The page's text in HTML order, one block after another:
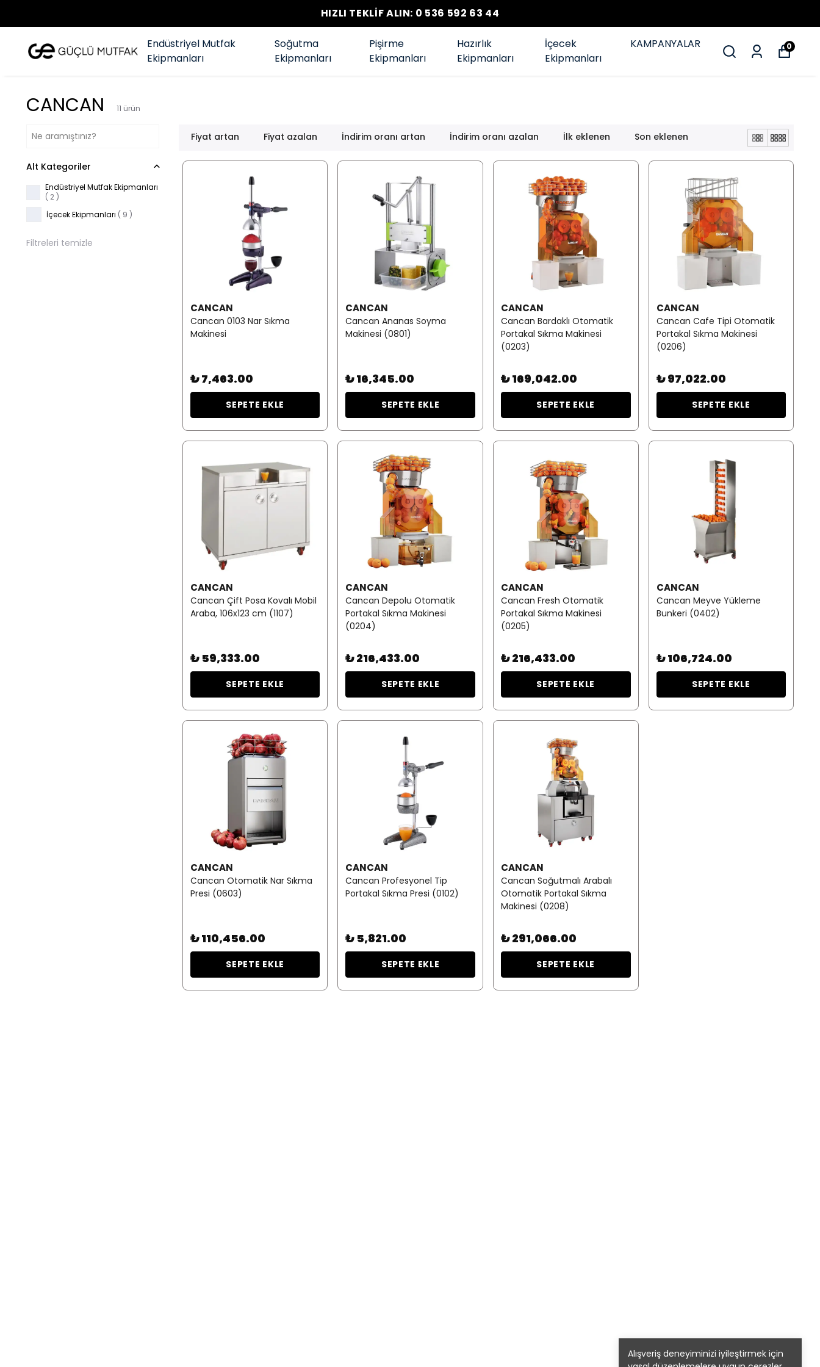
HIZLI TEKLİF ALIN: 0 536 592 63 44
Endüstriyel Mutfak
Ekipmanları
Soğutma
Ekipmanları
Pişirme
Ekipmanları
Hazırlık
Ekipmanları
İçecek
Ekipmanları
KAMPANYALAR 0
Alışveriş deneyiminizi iyileştirmek için
CANCAN 11 ürün
Fiyat artan Fiyat azalan İndirim oranı artan İndirim oranı azalan İlk eklenen Son eklenen
Alt Kategoriler
Endüstriyel Mutfak Ekipmanları
( 2)
İçecek Ekipmanları ( 9 )
Filtreleri temizle
CANCAN
Cancan 0103 Nar Sıkma
Makinesi
₺ 7,463.00
SEPETE EKLE
CANCAN
Cancan Ananas Soyma
Makinesi (0801)
₺ 16,345.00
SEPETE EKLE
CANCAN
Cancan Bardaklı Otomatik
Portakal Sıkma Makinesi
(0203)
₺ 169,042.00
SEPETE EKLE
CANCAN
Cancan Cafe Tipi Otomatik
Portakal Sıkma Makinesi
(0206)
₺ 97,022.00
SEPETE EKLE
CANCAN
Cancan Çift Posa Kovalı Mobil
Araba, 106x123 cm (1107)
₺ 59,333.00
SEPETE EKLE
CANCAN
Cancan Depolu Otomatik
Portakal Sıkma Makinesi
(0204)
₺ 216,433.00
SEPETE EKLE
CANCAN
Cancan Fresh Otomatik
Portakal Sıkma Makinesi
(0205)
₺ 216,433.00
SEPETE EKLE
CANCAN
Cancan Meyve Yükleme
Bunkeri (0402)
₺ 106,724.00
SEPETE EKLE
CANCAN
Cancan Otomatik Nar Sıkma
Presi (0603)
₺ 110,456.00
SEPETE EKLE
CANCAN
Cancan Profesyonel Tip
Portakal Sıkma Presi (0102)
₺ 5,821.00
SEPETE EKLE
CANCAN
Cancan Soğutmalı Arabalı
Otomatik Portakal Sıkma
Makinesi (0208)
₺ 291,066.00
SEPETE EKLE